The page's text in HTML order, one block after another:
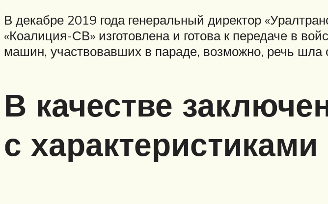
В декабре 2019 года генеральный директор
«Коалиция-СВ» изготовлена и готова к передаче в
машин, участвовавших в параде, возможно, речь
В качестве
с